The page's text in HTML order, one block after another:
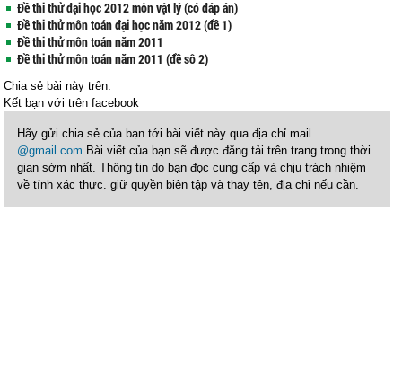
Đề thi thử đại học 2012 môn vật lý (có đáp án)
Đề thi thử môn toán đại học năm 2012 (đề 1)
Đề thi thử môn toán năm 2011
Đề thi thử môn toán năm 2011 (đề sô 2)
Chia sẻ bài này trên:
Kết bạn vớitrên facebook
Hãy gửi chia sẻ của bạn tới bài viết này qua địa chỉ mail
@gmail.com Bài viết của bạn sẽ được đăng tải trên trang trong thời
gian sớm nhất. Thông tin do bạn đọc cung cấp và chịu trách nhiệm
về tính xác thực. giữ quyền biên tập và thay tên, địa chỉ nếu cần.